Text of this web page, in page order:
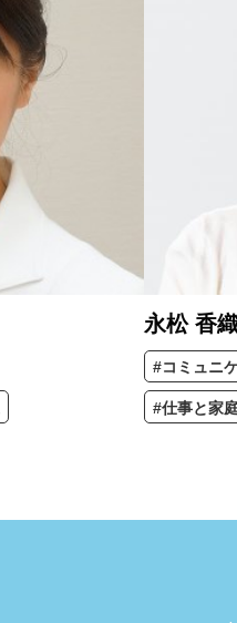
永松 香
#コミュニ
#仕事と家